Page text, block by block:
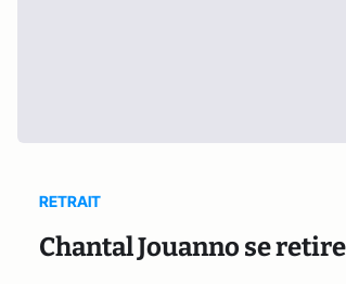
RETRAIT
Chantal Jouanno se